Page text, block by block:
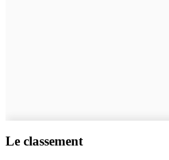
Le classement